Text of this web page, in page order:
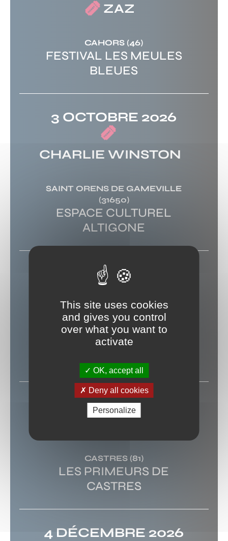
ZAZ
CAHORS (46)
FESTIVAL LES MEULES
BLEUES
3 OCTOBRE 2026
CHARLIE WINSTON
SAINT ORENS DE GAMEVILLE
(31650)
ESPACE CULTUREL
ALTIGONE
3 OCTOBRE 2026
VINCENT DELERM
NIMES(30)
30 OCTOBRE 2026
CASTRES(81)
LES PRIMEURS DE
CASTRES
4 DÉCEMBRE 2026
This site uses cookies
and gives you control
over what you want to
activate
OK, accept all
Deny all cookies
Personalize